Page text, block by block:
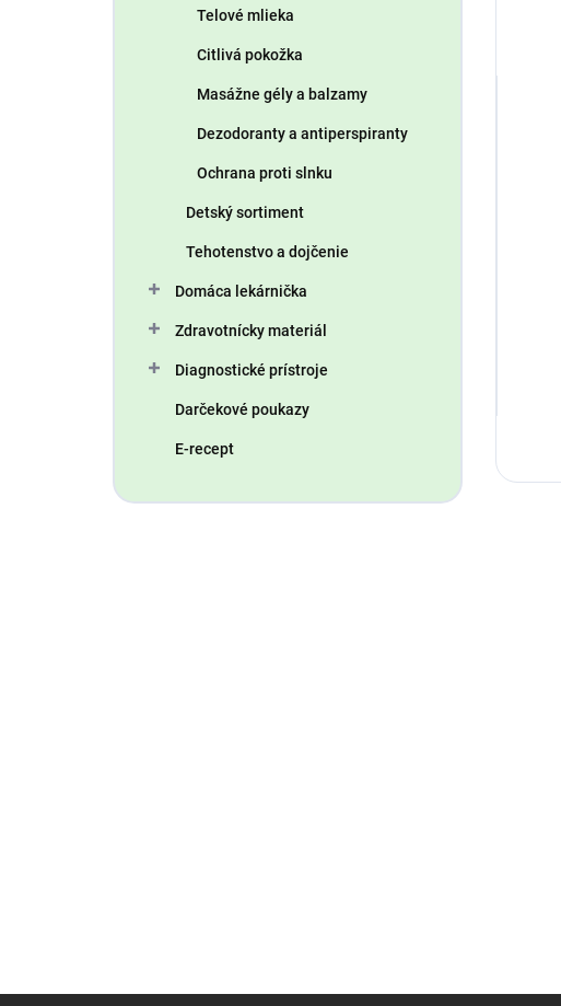
Telové mlieka
Citlivá pokožka
Masážne gély a balzamy
Dezodoranty a antiperspiranty
Ochrana proti slnku
Detský sortiment
Tehotenstvo a dojčenie
Domáca lekárnička
Zdravotnícky materiál
Diagnostické prístroje
Darčekové poukazy
E-recept